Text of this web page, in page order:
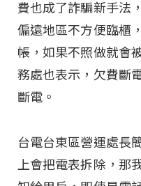
費也成了詐騙新手法
偏遠地區不方便臨櫃
帳，如果不照做就會
務處也表示，欠費斷
斷電。
台電台東區營運處長
上會把電表拆除，那